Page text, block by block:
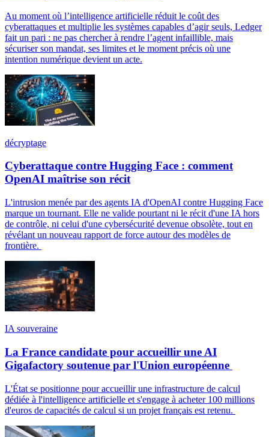
Au moment où l’intelligence artificielle réduit le coût des
cyberattaques et multiplie les systèmes capables d’agir seuls, Ledger
fait un pari : ne pas chercher à rendre l’agent infaillible, mais
sécuriser son mandat, ses limites et le moment précis où une
intention numérique devient un acte.
décryptage
Cyberattaque contre Hugging Face : comment
OpenAI maîtrise son récit
L'intrusion menée par des agents IA d'OpenAI contre Hugging Face
marque un tournant. Elle ne valide pourtant ni le récit d'une IA hors
de contrôle, ni celui d'une cybersécurité devenue obsolète, tout en
révélant un nouveau rapport de force autour des modèles de
frontière.
IA souveraine
La France candidate pour accueillir une AI
Gigafactory soutenue par l'Union européenne
L'État se positionne pour accueillir une infrastructure de calcul
dédiée à l'intelligence artificielle et s'engage à acheter 100 millions
d'euros de capacités de calcul si un projet français est retenu.